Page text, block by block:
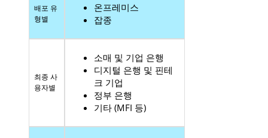
배포 유
형별
온프레미스
잡종
최종 사
용자별
소매 및 기업 은행
디지털 은행 및 핀테
크 기업
정부 은행
기타 (MFI 등)